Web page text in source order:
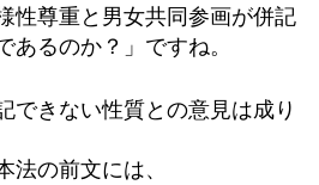
尊重と男女共同参画が併記
るのか？」ですね。
できない性質との意見は成り
の前文には、